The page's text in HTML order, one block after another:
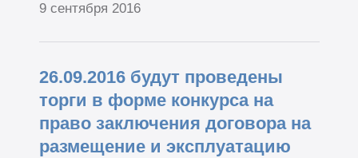
9 сентября 2016
26.09.2016 будут проведены
торги в форме конкурса на
право заключения договора на
размещение и эксплуатацию